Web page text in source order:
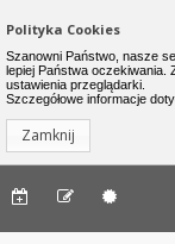
Urząd
Nawigacja do
Polityka Cookies
Szanowni Państwo, nasze
lepiej Państwa oczekiwania.
ustawienia przeglądarki.
Szczegółowe informacje
Zamknij
Menu górne
Menu górne -
Lewe menu
INFORMACJE
Komunikaty
Deklaracja
dostępności